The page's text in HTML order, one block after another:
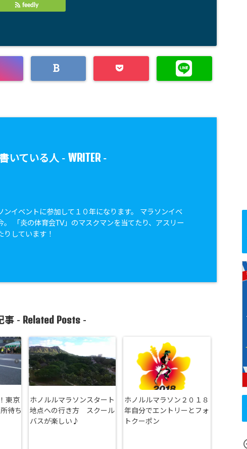
feedly
いている人 - WRITER-
ンイベントに参加して１０年になります。 マラソンイベ
。 「炎の体育会TV」のマスクマンを当てたり、アスリー
りしています！
事 - Related Posts-
東京
待ち
ホノルルマラソンスタート
地点への行き方 スクール
バスが楽しい♪
ホノルルマラソン２０１８
年自分でエントリーとフォ
トクーポン